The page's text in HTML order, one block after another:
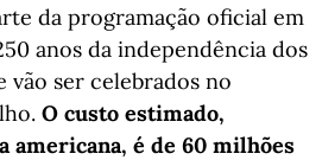
da programação oficial em
anos da independência dos
vão ser celebrados no
O custo estimado,
americana, é de 60 milhões